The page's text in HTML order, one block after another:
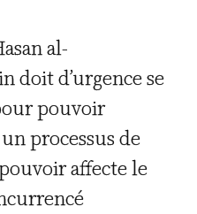
al-
doit d’urgence se
pouvoir
processus de
affecte le